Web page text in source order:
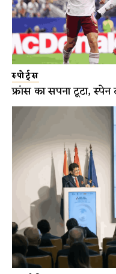
स्पोर्ट्स
फ्रांस का सपना टूटा,